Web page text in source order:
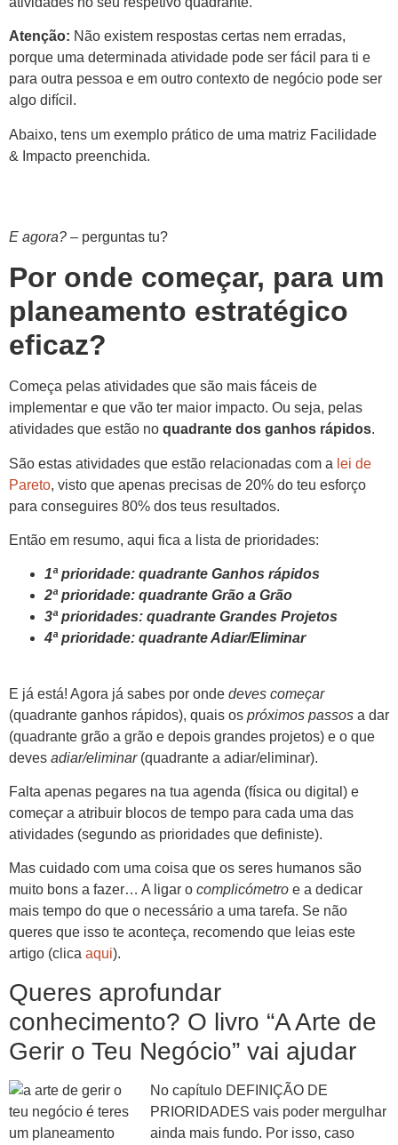
Atenção: Não existem respostas certas nem erradas,
porque uma determinada atividade pode ser fácil para ti e
para outra pessoa e em outro contexto de negócio pode ser
algo difícil.
Abaixo, tens um exemplo prático de uma matriz Facilidade
& Impacto preenchida.
E agora? – perguntas tu?
Por onde começar, para um
planeamento estratégico
eficaz?
Começa pelas atividades que são mais fáceis de
implementar e que vão ter maior impacto. Ou seja, pelas
atividades que estão no quadrante dos ganhos rápidos.
São estas atividades que estão relacionadas com a lei de
Pareto, visto que apenas precisas de 20% do teu esforço
para conseguires 80% dos teus resultados.
Então em resumo, aqui fica a lista de prioridades:
1ª prioridade: quadrante Ganhos rápidos
2ª prioridade: quadrante Grão a Grão
3ª prioridades: quadrante Grandes Projetos
4ª prioridade: quadrante Adiar/Eliminar
E já está! Agora já sabes por onde deves começar
(quadrante ganhos rápidos), quais os próximos passos a dar
(quadrante grão a grão e depois grandes projetos) e o que
deves adiar/eliminar(quadrante a adiar/eliminar).
Falta apenas pegares na tua agenda (física ou digital) e
começar a atribuir blocos de tempo para cada uma das
atividades (segundo as prioridades que definiste).
Mas cuidado com uma coisa que os seres humanos são
muito bons a fazer… A ligar o complicómetro e a dedicar
mais tempo do que o necessário a uma tarefa. Se não
queres que isso te aconteça, recomendo que leias este
artigo (clica aqui).
Queres aprofundar
conhecimento? O livro “A Arte de
Gerir o Teu Negócio” vai ajudar
No capítulo DEFINIÇÃO DE
PRIORIDADES vais poder mergulhar
ainda mais fundo. Por isso, caso